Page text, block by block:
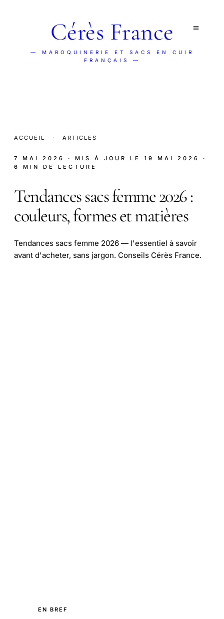
Cérès France
— MAROQUINERIE ET SACS EN CUIR
FRANÇAIS —
ACCUEIL · ARTICLES
7 MAI 2026 · MIS À JOUR LE 19 MAI 2026
·
6 MIN DE LECTURE
Tendances sacs femme 2026 :
couleurs, formes et matières
Tendances sacs femme 2026 — l'essentiel à savoir
avant d'acheter, sans jargon. Conseils Cérès France.
EN BREF